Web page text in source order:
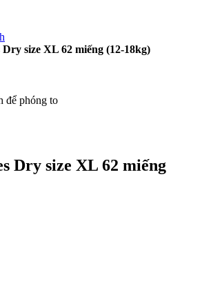
size XL 62 miếng (12-18kg)
để phóng to
Dry size XL 62 miếng